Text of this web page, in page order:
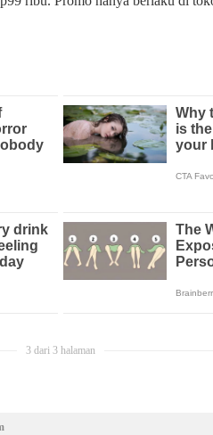
3 dari 3 halaman